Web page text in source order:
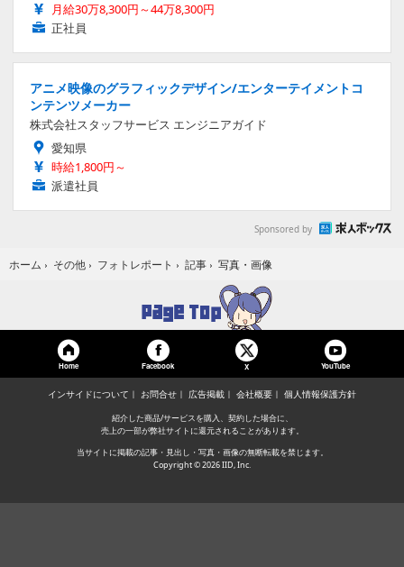
月給30万8,300円～44万8,300円
正社員
アニメ映像のグラフィックデザイン/エンターテイメントコ
ンテンツメーカー
株式会社スタッフサービス エンジニアガイド
愛知県
時給1,800円～
派遣社員
Sponsored by
ホーム › その他 › フォトレポート › 記事 › 写真・画像
Home Facebook X YouTube
インサイドについて お問合せ 広告掲載 会社概要 個人情報保護方針
紹介した商品/サービスを購入、契約した場合に、
売上の一部が弊社サイトに還元されることがあります。
当サイトに掲載の記事・見出し・写真・画像の無断転載を禁じます。
Copyright © 2026 IID, Inc.